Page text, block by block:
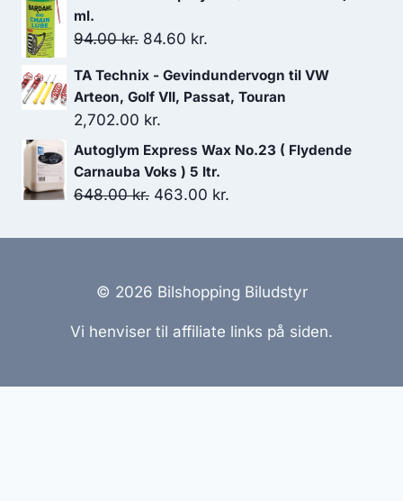
ml.
94.00kr. Den
pris
var:
84.60 kr.
TA Technix - Gevindundervogn til VW
Arteon, Golf VII, Passat, Touran
2,702.00 kr.
Autoglym Express Wax No.23 ( Flydende
Carnauba Voks ) 5 ltr.
648.00kr. Den
pris
648.00 kr..
463.00 kr.
pris
463.00 kr..
© 2026 Bilshopping Biludstyr
Vi henviser til affiliate links på siden.